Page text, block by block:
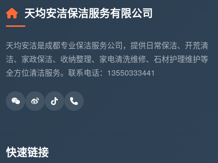
试一次深度保洁见分晓 ：如果不确定，先约一次深度
保洁而不是日常保洁。深度保洁是检验公司实力的试
了。天均安洁保洁乐意接受这种“考试式”首单，正是
源于服务标准的自信。
最好
就不再是一个需要反复搜索的问题，而会变成一个
今天来的人是谁，确定收多少钱不变，确定做完后你会
满意。成都天均安洁保洁
天均安洁保洁服务有限公司
天均安洁是成都专业保洁服务公司，提供日常保洁、开荒清
洁、家政保洁、收纳整理、家电清洗维修、石材护理维护等
全方位清洁服务。联系电话：13550333441
快速链接